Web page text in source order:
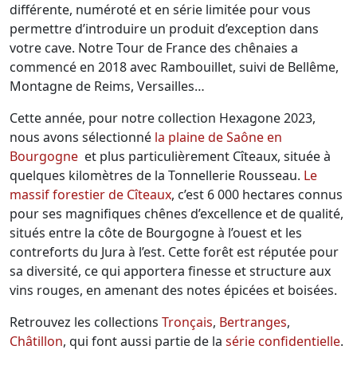
différente, numéroté et en série limitée pour vous
permettre d’introduire un produit d’exception dans
votre cave. Notre Tour de France des chênaies a
commencé en 2018 avec Rambouillet, suivi de Bellême,
Montagne de Reims, Versailles…
Cette année, pour notre collection Hexagone 2023,
nous avons sélectionné la plaine de Saône en
Bourgogne et plus particulièrement Cîteaux, située à
quelques kilomètres de la Tonnellerie Rousseau. Le
massif forestier de Cîteaux, c’est 6 000 hectares connus
pour ses magnifiques chênes d’excellence et de qualité,
situés entre la côte de Bourgogne à l’ouest et les
contreforts du Jura à l’est. Cette forêt est réputée pour
sa diversité, ce qui apportera finesse et structure aux
vins rouges, en amenant des notes épicées et boisées.
Retrouvez les collections Tronçais, Bertranges,
Châtillon, qui font aussi partie de la série confidentielle.